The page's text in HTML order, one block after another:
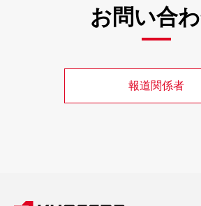
お問い合
報道関係者